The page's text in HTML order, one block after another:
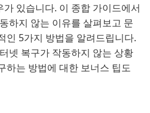
있습니다. 이 종합 가이드에서
하지 않는 이유를 살펴보고 문
인 5가지 방법을 알려드립니다.
넷 복구가 작동하지 않는 상황
하는 방법에 대한 보너스 팁도